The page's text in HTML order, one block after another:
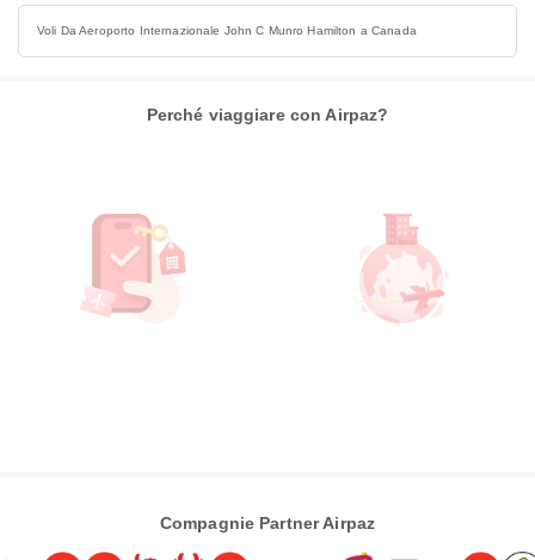
Voli Da Aeroporto Internazionale John C Munro Hamilton a Canada
Perché viaggiare con Airpaz?
Compagnie Partner Airpaz